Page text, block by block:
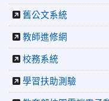
年盃勇奪3金4銀、市長
2026-07-08 教育廣播電
生國際視野
2026-06-16 花蓮新聞網
「游藝飛揚」晚會登場
章．經典再現」
2026-06-16 更生新聞網
才藝晚會登場
舊公文系統
教師進修網
校務系統
學習扶助測驗